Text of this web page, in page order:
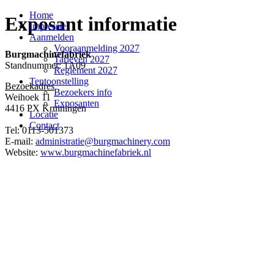
Home
Impressie
Aanmelden
Vooraanmelding 2027
Tarieven 2027
Reglement 2027
Tentoonstelling
Bezoekers info
Exposanten
Locatie
Contact
Exposant informatie
Burgmachinefabriek
Standnummer: 1A09
Bezoekadres
Weihoek 11
4416 PX Kruiningen
Tel: 0113-501373
E-mail: administratie@burgmachinery.com
Website: www.burgmachinefabriek.nl